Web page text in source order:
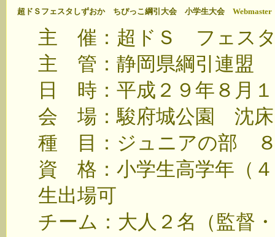
超ドＳフェスタしずおか ちぴっこ綱引大会 小学生大会 Webmaster
主 催：超ドＳ フェスタ
主 管：静岡県綱引連盟
日 時：平成２９年８月
会 場：駿府城公園 沈
種 目：ジュニアの部
資 格：小学生高学年（
生出場可
チーム：大人２名（監督